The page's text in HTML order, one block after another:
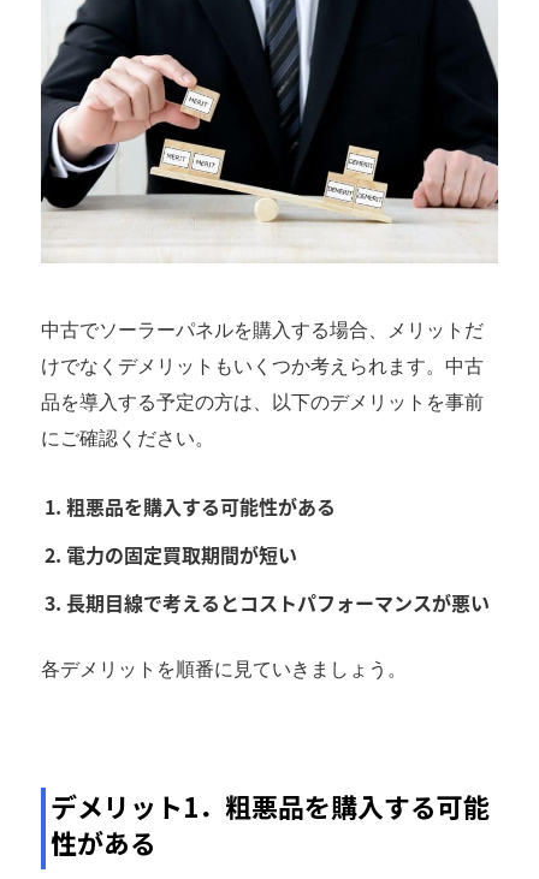
中古でソーラーパネルを購入する場合、メリットだ
けでなくデメリットもいくつか考えられます。中古
品を導入する予定の方は、以下のデメリットを事前
にご確認ください。
粗悪品を購入する可能性がある
電力の固定買取期間が短い
長期目線で考えるとコストパフォーマンスが悪い
各デメリットを順番に見ていきましょう。
デメリット1．粗悪品を購入する可能
性がある